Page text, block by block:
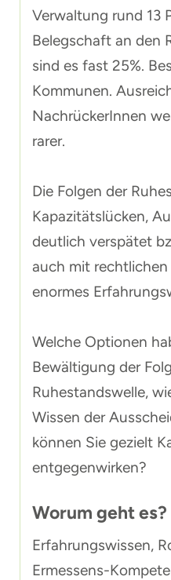
Verwaltung rund 13
Belegschaft an den
sind es fast 25%.
Kommunen.
NachrückerInnen
rarer.
Die Folgen der
Kapazitätslücken,
deutlich verspätet
auch mit
enormes
Welche Optionen
Bewältigung der
Ruhestandswelle,
Wissen der
können Sie gezielt
entgegenwirken?
Worum geht es?
Erfahrungswissen,
Ermessens-